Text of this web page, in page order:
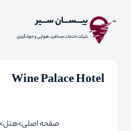
بیـــســـان ســـیر
شرکت خدمات مسافرت هوایی و جهانگردی
Wine Palace Hotel
صفحه اصلی هتل